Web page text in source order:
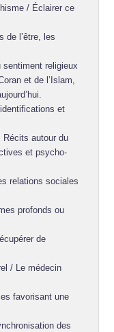
/ Éclairer ce
de l’être, les
religieux
et de l’Islam,
et
Récits autour du
et psycho-
relations sociales
profonds ou
de
/ Le médecin
favorisant une
des